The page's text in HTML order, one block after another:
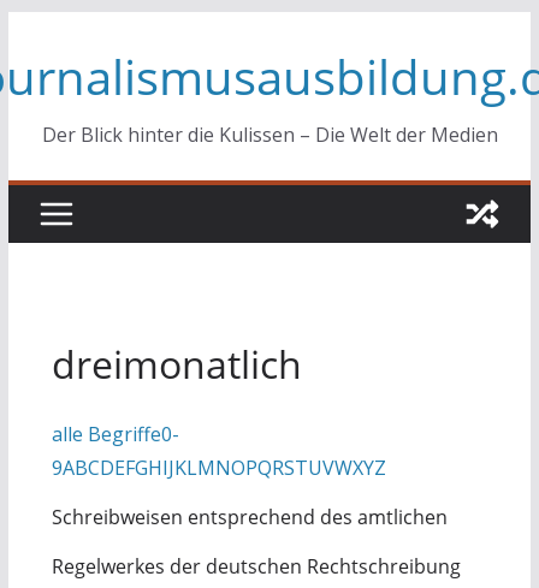
springen
Der Blick hinter die Kulissen – Die Welt der Medien
dreimonatlich
alle Begriffe0-
9ABCDEFGHIJKLMNOPQRSTUVWXYZ
Schreibweisen entsprechend des amtlichen
Regelwerkes der deutschen Rechtschreibung